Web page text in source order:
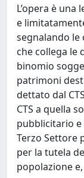
L’opera è
e
segnalando
che collega le
binomio
patrimoni
dettato dal
CTS a quella
pubblicitario e
Terzo Settore
per la tutela
popolazione